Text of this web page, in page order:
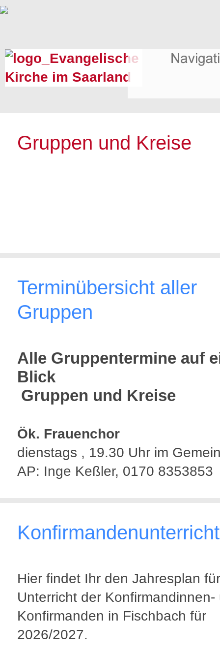
Gruppen und Kreise
Terminübersicht aller
Gruppen
Alle Gruppentermine auf
Blick
Gruppen und Kreise
Ök. Frauenchor
dienstags , 19.30 Uhr im
AP: Inge Keßler, 0170 8353853
Konfirmandenunterricht
Hier findet Ihr den Jahresplan
Unterricht der Konfirmandinnen-
Konfirmanden in Fischbach für
2026/2027.